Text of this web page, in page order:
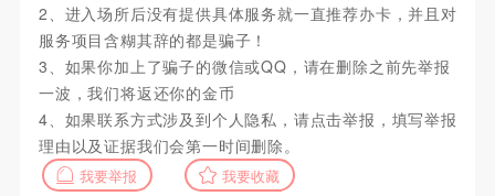
2、进入场所后没有提供具体服务就一直推荐办卡，并且对
服务项目含糊其辞的都是骗子！
3、如果你加上了骗子的微信或QQ，请在删除之前先举报
一波，我们将返还你的金币
4、如果联系方式涉及到个人隐私，请点击举报，填写举报
理由以及证据我们会第一时间删除。
我要举报 我要收藏